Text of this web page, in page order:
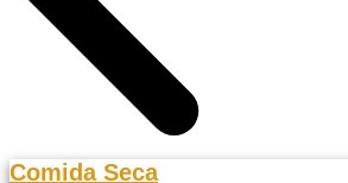
Comida Seca